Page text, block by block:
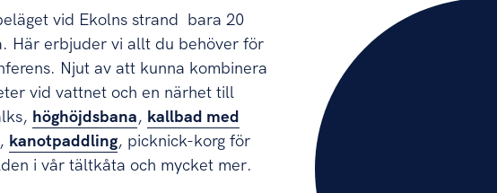
vid Ekolns strand bara 20
Här erbjuder vi allt du behöver för
Njut av att kunna kombinera
vid vattnet och en närhet till
höghöjdsbana, kallbad med
, kanotpaddling, picknick-korg för
i vår tältkåta och mycket mer.